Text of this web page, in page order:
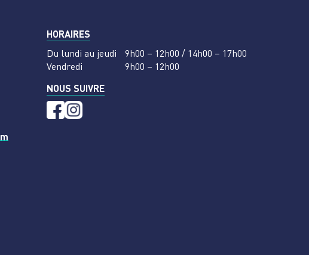
HORAIRES
Du lundi au jeudi
9h00 – 12h00 / 14h00 – 17h00
Vendredi
9h00 – 12h00
NOUS SUIVRE